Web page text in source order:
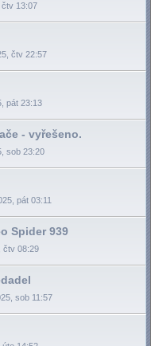
čtv 13:07
čtv 22:57
pát 23:13
- vyřešeno.
sob 23:20
pát 03:11
Spider 939
čtv 08:29
sob 11:57